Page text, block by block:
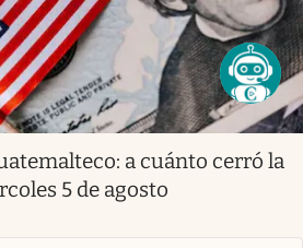
a cuánto cerró la
5 de agosto